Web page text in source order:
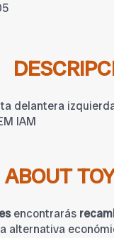
delantera
IAM
ABOUT
encontrarás
alternativa